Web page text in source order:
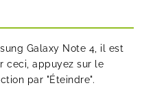
Galaxy Note 4, il est
ceci, appuyez sur le
par "Éteindre".